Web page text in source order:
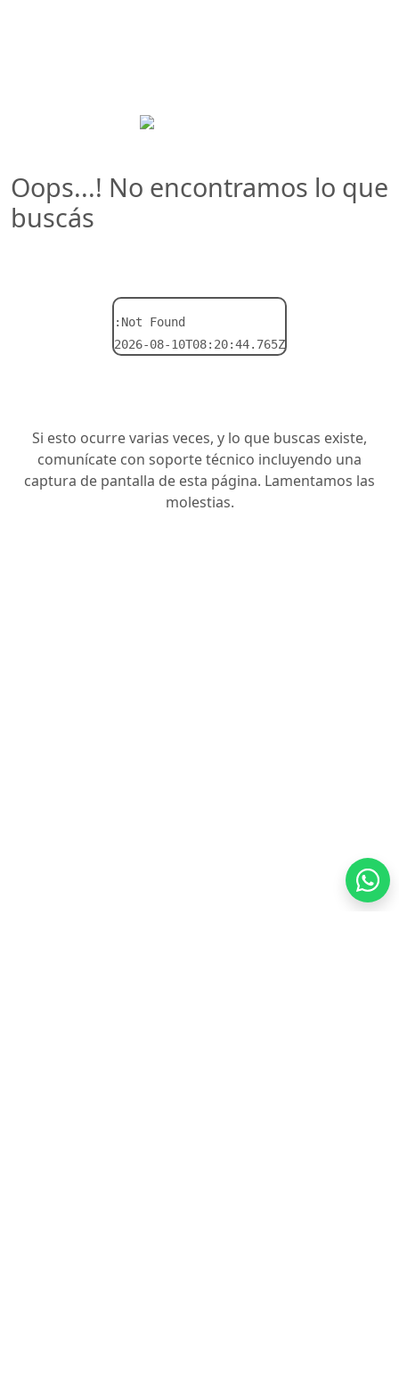
Oops...! No encontramos lo que
buscás
:Not Found
2026-08-10T08:20:44.765Z
Si esto ocurre varias veces, y lo que buscas existe,
comunícate con soporte técnico incluyendo una
captura de pantalla de esta página. Lamentamos las
molestias.